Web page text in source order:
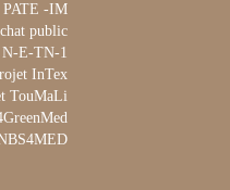
-IM »
public
E-TN-1
InTex
TouMaLi